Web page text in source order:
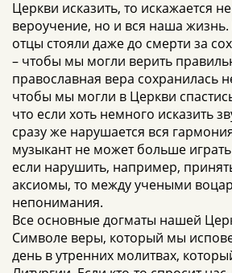
Церкви исказить, то искажается
вероучение, но и вся наша
отцы стояли даже до смерти за
– чтобы мы могли верить
православная вера сохранилась
чтобы мы могли в Церкви
что если хоть немного исказить
сразу же нарушается вся
музыкант не может больше
если нарушить, например,
аксиомы, то между учеными
непонимания.
Все основные догматы нашей
Символе веры, который мы
день в утренних молитвах,